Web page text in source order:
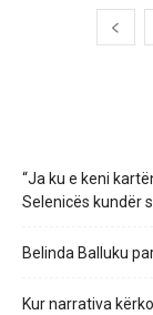
“Ja ku e keni
Selenicës kundër
Belinda Balluku
Kur narrativa